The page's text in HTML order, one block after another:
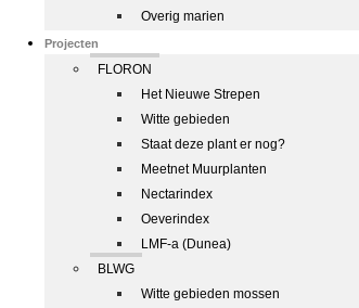
Overig marien
Projecten
FLORON
Het Nieuwe Strepen
Witte gebieden
Staat deze plant er nog?
Meetnet Muurplanten
Nectarindex
Oeverindex
LMF-a (Dunea)
BLWG
Witte gebieden mossen